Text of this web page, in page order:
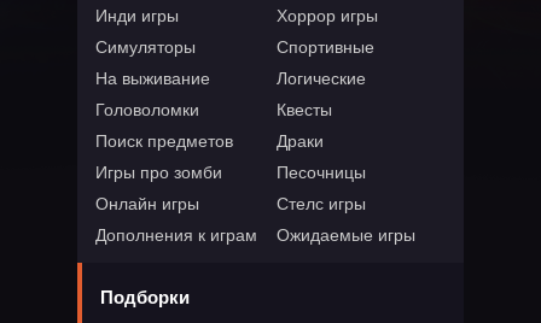
Инди игры
Хоррор игры
Симуляторы
Спортивные
На выживание
Логические
Головоломки
Квесты
Поиск предметов
Драки
Игры про зомби
Песочницы
Онлайн игры
Стелс игры
Дополнения к играм
Ожидаемые игры
Подборки